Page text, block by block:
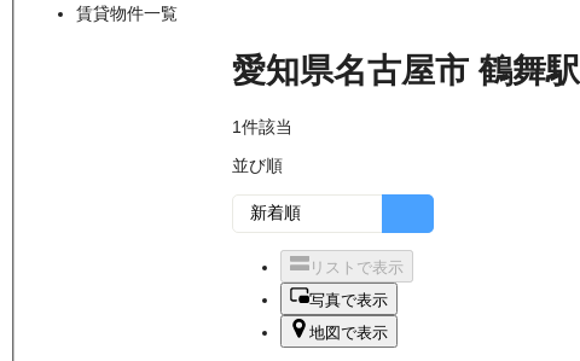
賃貸物件一覧
愛知県名古屋市鶴舞駅
1件該当
並び順
リストで表示
写真で表示
地図で表示